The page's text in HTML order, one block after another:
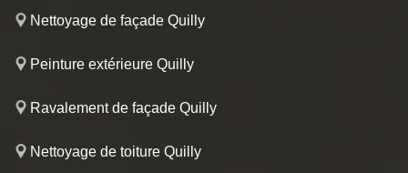
Nettoyage de façade Quilly
Peinture extérieure Quilly
Ravalement de façade Quilly
Nettoyage de toiture Quilly